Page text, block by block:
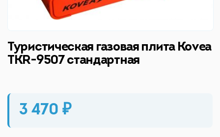
Туристическая газовая плита Kovea
TKR-9507 стандартная
3 470 ₽